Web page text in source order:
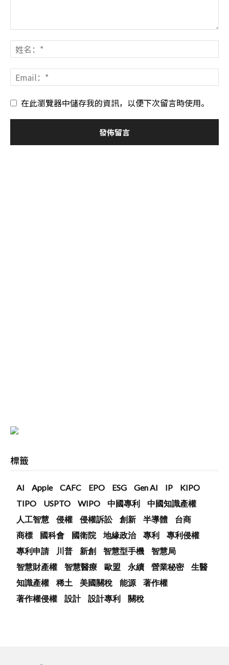
在此瀏覽器中儲存我的資訊，以便下次留言時使用。
標籤
AI Apple CAFC EPO ESG Gen AI IP
KIPO
TIPO
USPTO WIPO 中國專利
中國知識產權
人工智慧
侵權 侵權訴訟 創新 半導體
台商
商標
國科會 國衛院 地緣政治 專利
專利侵權
專利申請
川普 新創 智慧型手機
智慧局
智慧財產權
智慧醫療 歐盟 永續 營業秘密
生醫
知識產權
稀土 美國關稅 能源
著作權
著作權侵權
設計 設計專利 關稅